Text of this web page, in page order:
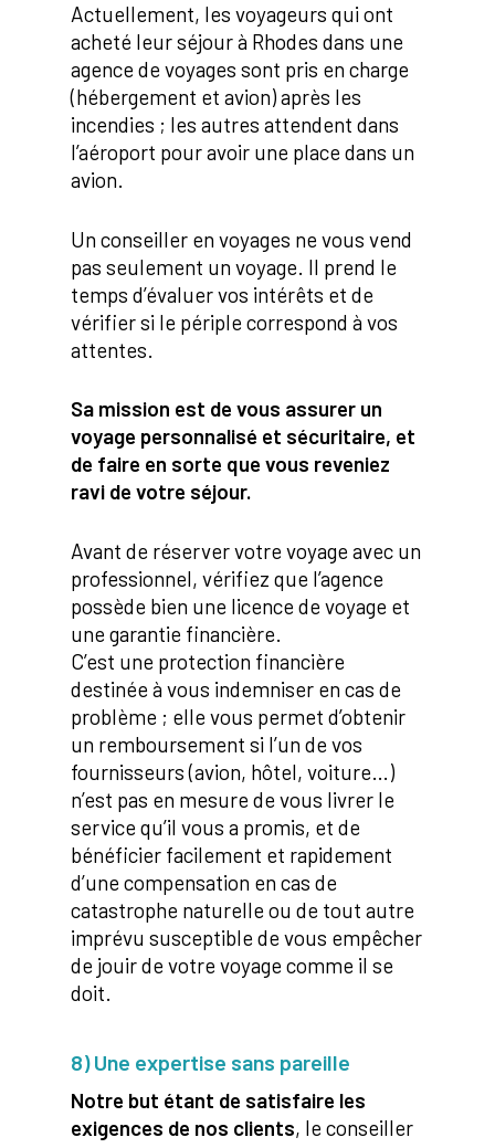
Actuellement, les voyageurs qui ont
acheté leur séjour à Rhodes dans une
agence de voyages sont pris en charge
(hébergement et avion) après les
incendies ; les autres attendent dans
l’aéroport pour avoir une place dans un
avion.
Un conseiller en voyages ne vous vend
pas seulement un voyage. Il prend le
temps d’évaluer vos intérêts et de
vérifier si le périple correspond à vos
attentes.
Sa mission est de vous assurer un
voyage personnalisé et sécuritaire, et
de faire en sorte que vous reveniez
ravi de votre séjour.
Avant de réserver votre voyage avec un
professionnel, vérifiez que l’agence
possède bien une licence de voyage et
une garantie financière.
C’est une protection financière
destinée à vous indemniser en cas de
problème ; elle vous permet d’obtenir
un remboursement si l’un de vos
fournisseurs (avion, hôtel, voiture…)
n’est pas en mesure de vous livrer le
service qu’il vous a promis, et de
bénéficier facilement et rapidement
d’une compensation en cas de
catastrophe naturelle ou de tout autre
imprévu susceptible de vous empêcher
de jouir de votre voyage comme il se
doit.
8) Une expertise sans pareille
Notre but étant de satisfaire les
exigences de nos clients, le conseiller